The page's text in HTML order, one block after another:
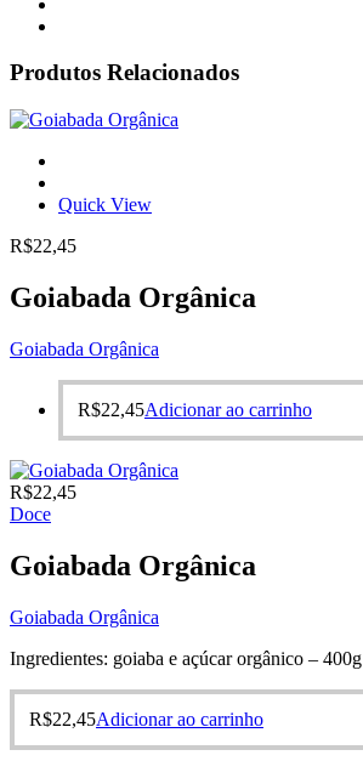
Produtos Relacionados
Quick View
R$22,45
Goiabada Orgânica
Goiabada Orgânica
R$22,45Adicionar ao carrinho
R$22,45
Doce
Goiabada Orgânica
Goiabada Orgânica
Ingredientes: goiaba e açúcar orgânico – 400g
R$22,45Adicionar ao carrinho